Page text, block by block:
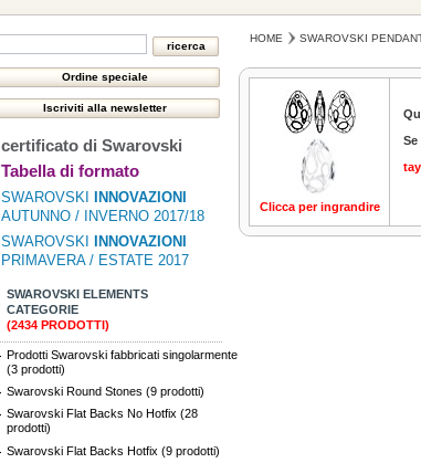
certificato di Swarovski
Tabella di formato
SWAROVSKI
INNOVAZIONI
AUTUNNO / INVERNO 2017/18
SWAROVSKI
INNOVAZIONI
PRIMAVERA / ESTATE 2017
SWAROVSKI ELEMENTS
CATEGORIE
(2434 PRODOTTI)
Prodotti Swarovski fabbricati singolarmente
(3 prodotti)
Swarovski Round Stones (9 prodotti)
Swarovski Flat Backs No Hotfix (28
prodotti)
Swarovski Flat Backs Hotfix (9 prodotti)
HOME SWAROVSKI
Clicca per ingrandire